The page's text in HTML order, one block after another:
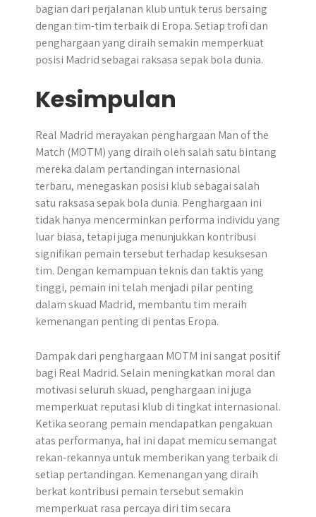
bagian dari perjalanan klub untuk terus bersaing
dengan tim-tim terbaik di Eropa. Setiap trofi dan
penghargaan yang diraih semakin memperkuat
posisi Madrid sebagai raksasa sepak bola dunia.
Kesimpulan
Real Madrid merayakan penghargaan Man of the
Match (MOTM) yang diraih oleh salah satu bintang
mereka dalam pertandingan internasional
terbaru, menegaskan posisi klub sebagai salah
satu raksasa sepak bola dunia. Penghargaan ini
tidak hanya mencerminkan performa individu yang
luar biasa, tetapi juga menunjukkan kontribusi
signifikan pemain tersebut terhadap kesuksesan
tim. Dengan kemampuan teknis dan taktis yang
tinggi, pemain ini telah menjadi pilar penting
dalam skuad Madrid, membantu tim meraih
kemenangan penting di pentas Eropa.
Dampak dari penghargaan MOTM ini sangat positif
bagi Real Madrid. Selain meningkatkan moral dan
motivasi seluruh skuad, penghargaan ini juga
memperkuat reputasi klub di tingkat internasional.
Ketika seorang pemain mendapatkan pengakuan
atas performanya, hal ini dapat memicu semangat
rekan-rekannya untuk memberikan yang terbaik di
setiap pertandingan. Kemenangan yang diraih
berkat kontribusi pemain tersebut semakin
memperkuat rasa percaya diri tim secara